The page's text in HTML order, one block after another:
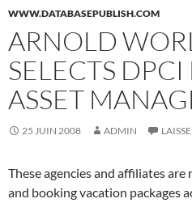
WWW.DATABASEPUBLISH.COM
ARNOLD
SELECTS DPCI
ASSET
25 JUIN 2008 ADMIN
These agencies and affiliates
and booking vacation packages